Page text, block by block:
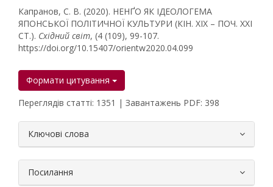
Капранов, С. В. (2020). НЕНҐО ЯК ІДЕОЛОГЕМА
ЯПОНСЬКОЇ ПОЛІТИЧНОЇ КУЛЬТУРИ (КІН. ХІХ – ПОЧ. ХХІ
СТ.). Східний світ, (4 (109), 99-107.
https://doi.org/10.15407/orientw2020.04.099
Формати цитування
Переглядів статті: 1351 | Завантажень PDF: 398
Ключові слова
Посилання